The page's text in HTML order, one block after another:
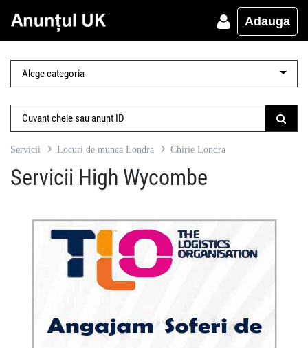
Adauga
Servicii Locuri de munca Londra Chirie Londra
Servicii High Wycombe